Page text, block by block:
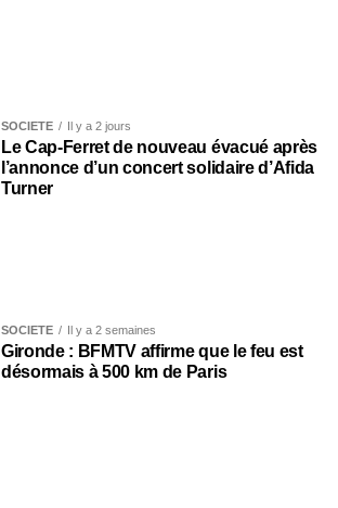
SOCIÉTÉ Il y a 2 jours
Le Cap-Ferret de nouveau évacué après
l’annonce d’un concert solidaire d’Afida
Turner
SOCIÉTÉ Il y a 2 semaines
Gironde : BFMTV affirme que le feu est
désormais à 500 km de Paris